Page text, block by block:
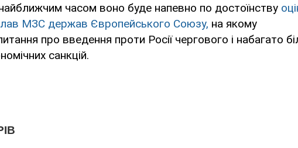
часом воно буде напевно по достоїнству
МЗС держав Європейського Союзу, на якому
про введення проти Росії чергового і набагато
санкцій.